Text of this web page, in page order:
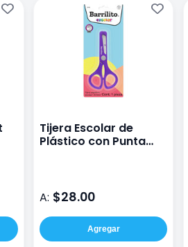
Tijera Escolar de
Plástico con Punta
A: $28.00
Agregar